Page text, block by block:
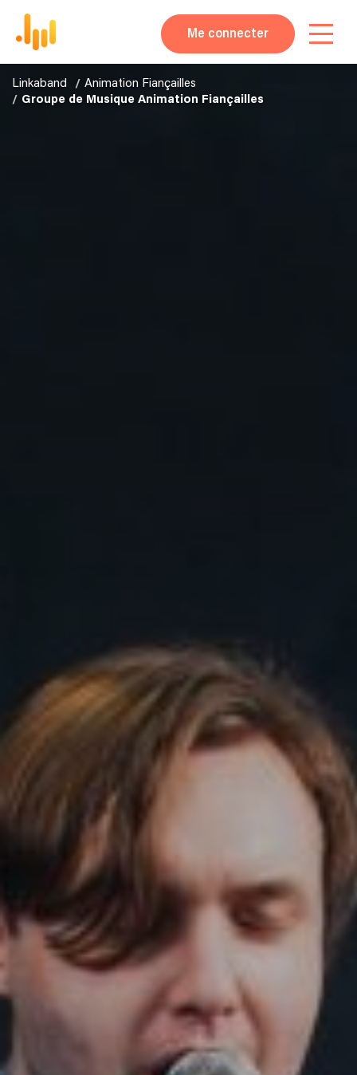
Me connecter
Linkaband
Animation Fiançailles
Groupe de Musique Animation Fiançailles